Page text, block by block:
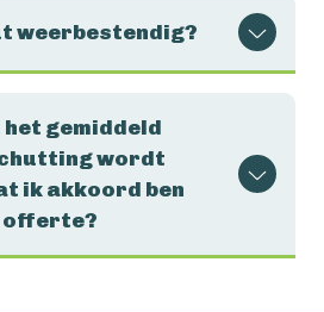
weerbestendig?
gemiddeld
wordt
ik akkoord ben
offerte?